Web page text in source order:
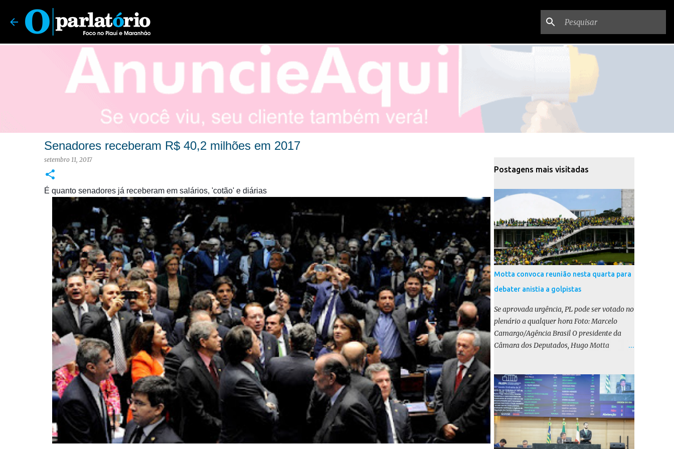
O Parlatório | Foco no Piauí e Maranhão
Senadores receberam R$ 40,2 milhões em 2017
setembro 11, 2017
É quanto senadores já receberam em salários, 'cotão' e diárias
Postagens mais visitadas
Motta convoca reunião nesta quarta para
debater anistia a golpistas
Se aprovada urgência, PL pode ser votado no
plenário a qualquer hora Foto: Marcelo
Camargo/Agência Brasil O presidente da
Câmara dos Deputados, Hugo Motta
líderes para discutir a votação da urgência
para o projeto de lei (PL) que prevê a anistia
aos condenados por tentativa de golpe de
Estado. Motta disse, em uma rede social, que
a reunião vai “deliberar sobre a urgência dos
projetos que tratam do acontecido em 8 de